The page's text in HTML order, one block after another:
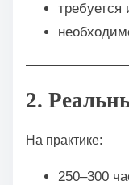
требуется
2.
На практике:
250–300